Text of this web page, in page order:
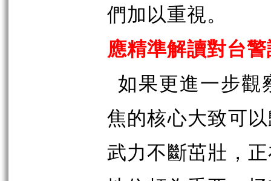
們加以重視。
應精準解讀對台
如果更進一步觀
焦的核心大致可
武力不斷茁壯，